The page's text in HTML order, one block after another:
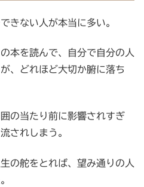
きない人が本当に多い。
本を読んで、自分で自分の人
、どれほど大切か腑に落ち
の当たり前に影響されすぎ
されしまう。
の舵をとれば、望み通りの人